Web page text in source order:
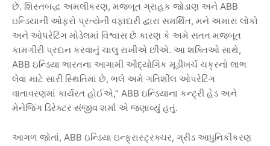
છે. શિસ્તબદ્ધ અમલીકરણ, મજબૂત ગ્રાહક જોડાણ અને ABB
ઇન્ડિયાની ઓફરો પ્રત્યેની વફાદારી દ્વારા સમર્થિત, મને અમારા લોકો
અને ઓપરેટિંગ મોડેલમાં વિશ્વાસ છે કારણ કે અમે સતત મજબૂત
કામગીરી પ્રદાન કરવાનું ચાલુ રાખીએ છીએ. આ શક્તિઓ સાથે,
ABB ઇન્ડિયા ભારતના આગામી ઔદ્યોગિક મૂડીખર્ચ ચક્રનો લાભ
લેવા માટે સારી સ્થિતિમાં છે, ભલે અમે ગતિશીલ ઓપરેટિંગ
વાતાવરણમાં કાર્યરત હોઈએ,” ABB ઇન્ડિયાના કન્ટ્રી હેડ અને
મેનેજિંગ ડિરેક્ટર સંજીવ શર્મા એ જણાવ્યું હતું.
આગળ જોતાં, ABB ઇન્ડિયા ઇન્ફ્રાસ્ટ્રક્ચર, ગ્રીડ આધુનિકીકરણ